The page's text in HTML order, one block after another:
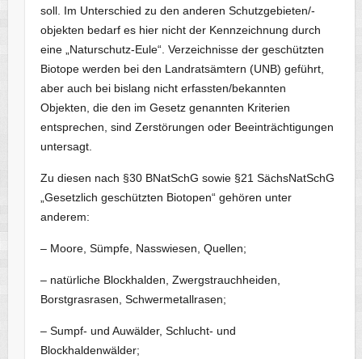
soll. Im Unterschied zu den anderen Schutzgebieten/-
objekten bedarf es hier nicht der Kennzeichnung durch
eine „Naturschutz-Eule“. Verzeichnisse der geschützten
Biotope werden bei den Landratsämtern (UNB) geführt,
aber auch bei bislang nicht erfassten/bekannten
Objekten, die den im Gesetz genannten Kriterien
entsprechen, sind Zerstörungen oder Beeinträchtigungen
untersagt.
Zu diesen nach §30 BNatSchG sowie §21 SächsNatSchG
„Gesetzlich geschützten Biotopen“ gehören unter
anderem:
– Moore, Sümpfe, Nasswiesen, Quellen;
– natürliche Blockhalden, Zwergstrauchheiden,
Borstgrasrasen, Schwermetallrasen;
– Sumpf- und Auwälder, Schlucht- und
Blockhaldenwälder;